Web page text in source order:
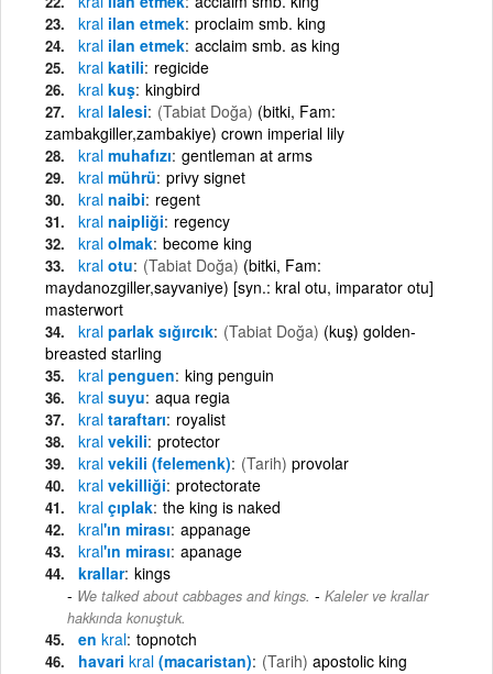
kral ilan etmek proclaim smb. king
kral ilan etmek acclaim smb. as king
kral katili regicide
kral kuş kingbird
kral lalesi (Tabiat Doğa) (bitki, Fam:
zambakgiller,zambakiye) crown imperial lily
kral muhafızı gentleman at arms
kral mührü privy signet
kral naibi regent
kral naipliği regency
kral olmak become king
kral otu (Tabiat Doğa) (bitki, Fam:
maydanozgiller,sayvaniye) [syn.: kral otu, imparator otu]
masterwort
kral parlak sığırcık (Tabiat Doğa) (kuş) golden-
breasted starling
kral penguen king penguin
kral suyu aqua regia
kral taraftarı royalist
kral vekili protector
kral vekili (felemenk) (Tarih) provolar
kral vekilliği protectorate
kral çıplak the king is naked
kral'ın mirası appanage
kral'ın mirası apanage
krallar kings
We talked about cabbages and kings. - Kaleler ve krallar
hakkında konuştuk.
en kral topnotch
havari kral (macaristan) (Tarih) apostolic king